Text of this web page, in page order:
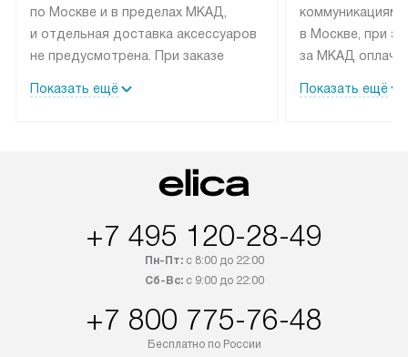
по Москве и в пределах МКАД,
и отдельная доставка аксессуаров
не предусмотрена. При заказе
рекомендуем обсудить
быть отправлены покупателю
интересен товар «Под заказ»,
приобретения с менеджером сайта.
доставляются бесплатно
по Москве в пределах МКАД,
Показать ещё
коммуникациям
в Москве, при
за МКАД
партнера
по монтажу
материалы.
Показать ещё
+7 495 120-28-49
Пн-Пт:с 8:00 до 22:00
Сб-Вс:с 9:00 до 22:00
+7 800 775-76-48
Бесплатно по России